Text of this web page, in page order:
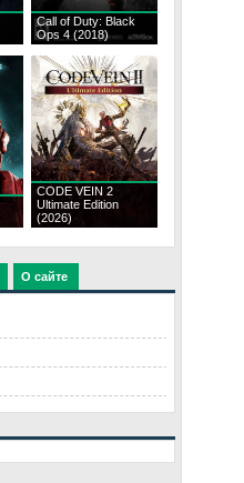
Call of Duty: Black
Ops 4 (2018)
CODE VEIN 2
Ultimate Edition
(2026)
О сайте